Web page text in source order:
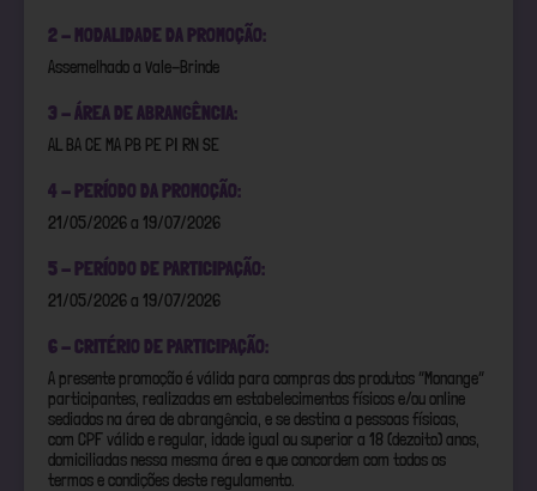
2 - MODALIDADE DA PROMOÇÃO:
Assemelhado a Vale-Brinde
3 - ÁREA DE ABRANGÊNCIA:
AL BA CE MA PB PE PI RN SE
4 - PERÍODO DA PROMOÇÃO:
21/05/2026 a 19/07/2026
5 - PERÍODO DE PARTICIPAÇÃO:
21/05/2026 a 19/07/2026
6 - CRITÉRIO DE PARTICIPAÇÃO:
A presente promoção é válida para compras dos produtos “Monange”
participantes, realizadas em estabelecimentos físicos e/ou online
sediados na área de abrangência, e se destina a pessoas físicas,
com CPF válido e regular, idade igual ou superior a 18 (dezoito) anos,
domiciliadas nessa mesma área e que concordem com todos os
termos e condições deste regulamento.